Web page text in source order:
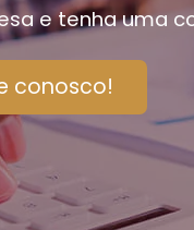
e tenha uma
conosco!